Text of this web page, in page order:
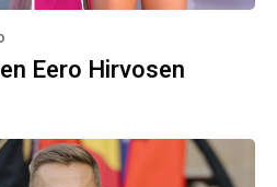
Eero Hirvosen